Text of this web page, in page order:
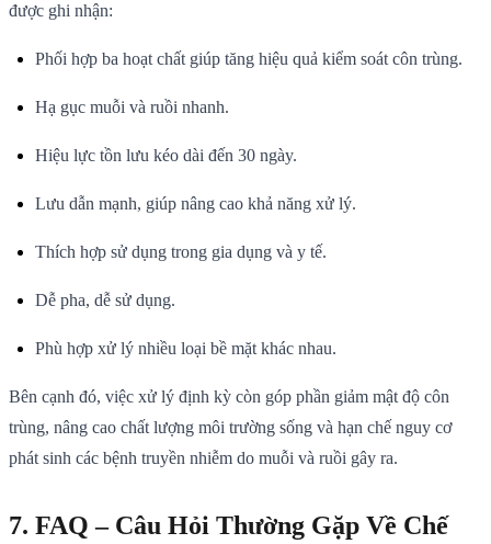
được ghi nhận:
Phối hợp ba hoạt chất giúp tăng hiệu quả kiểm soát côn trùng.
Hạ gục muỗi và ruồi nhanh.
Hiệu lực tồn lưu kéo dài đến 30 ngày.
Lưu dẫn mạnh, giúp nâng cao khả năng xử lý.
Thích hợp sử dụng trong gia dụng và y tế.
Dễ pha, dễ sử dụng.
Phù hợp xử lý nhiều loại bề mặt khác nhau.
Bên cạnh đó, việc xử lý định kỳ còn góp phần giảm mật độ côn
trùng, nâng cao chất lượng môi trường sống và hạn chế nguy cơ
phát sinh các bệnh truyền nhiễm do muỗi và ruồi gây ra.
7. FAQ – Câu Hỏi Thường Gặp Về Chế